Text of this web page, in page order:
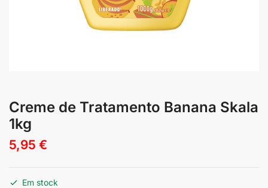
Creme de Tratamento Banana Skala
1kg
5,95 €
Em stock